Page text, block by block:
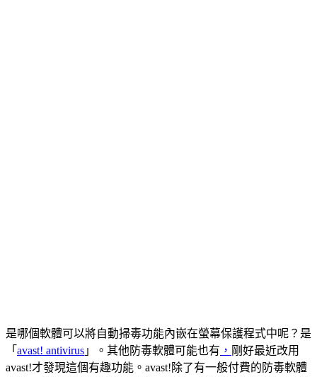
是哪個軟體可以將自動掃毒功能內嵌在螢幕保護程式中呢？是
「 avast! antivirus 」。其他防毒軟體可能也有 ， 剛好最近改用
avast!才發現這個有趣功能。avast!除了有一般付費的防毒軟體